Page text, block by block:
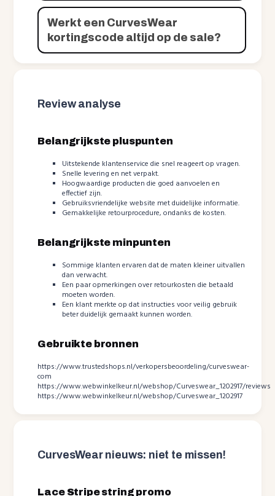
Werkt een CurvesWear
kortingscode altijd op de sale?
Review analyse
Belangrijkste pluspunten
Uitstekende klantenservice die snel reageert op vragen.
Snelle levering en net verpakt.
Hoogwaardige producten die goed aanvoelen en
effectief zijn.
Gebruiksvriendelijke website met duidelijke informatie.
Gemakkelijke retourprocedure, ondanks de kosten.
Belangrijkste minpunten
Sommige klanten ervaren dat de maten kleiner uitvallen
dan verwacht.
Een paar opmerkingen over retourkosten die betaald
moeten worden.
Een klant merkte op dat instructies voor veilig gebruik
beter duidelijk gemaakt kunnen worden.
Gebruikte bronnen
https://www.trustedshops.nl/verkopersbeoordeling/curveswear-
com
https://www.webwinkelkeur.nl/webshop/Curveswear_1202917/reviews
https://www.webwinkelkeur.nl/webshop/Curveswear_1202917
CurvesWear nieuws: niet te missen!
Lace Stripe string promo